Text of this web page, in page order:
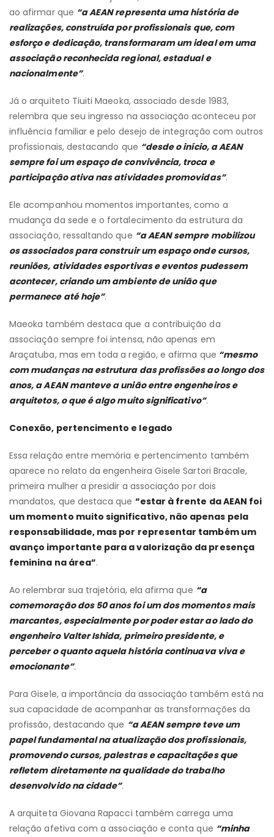
ao afirmar que “a AEAN representa uma história de
realizações, construída por profissionais que, com
esforço e dedicação, transformaram um ideal em uma
associação reconhecida regional, estadual e
nacionalmente”.
Já o arquiteto Tiuiti Maeoka, associado desde 1983,
relembra que seu ingresso na associação aconteceu por
influência familiar e pelo desejo de integração com outros
profissionais, destacando que “desde o início, a AEAN
sempre foi um espaço de convivência, troca e
participação ativa nas atividades promovidas”.
Ele acompanhou momentos importantes, como a
mudança da sede e o fortalecimento da estrutura da
associação, ressaltando que “a AEAN sempre mobilizou
os associados para construir um espaço onde cursos,
reuniões, atividades esportivas e eventos pudessem
acontecer, criando um ambiente de união que
permanece até hoje”.
Maeoka também destaca que a contribuição da
associação sempre foi intensa, não apenas em
Araçatuba, mas em toda a região, e afirma que “mesmo
com mudanças na estrutura das profissões ao longo dos
anos, a AEAN manteve a união entre engenheiros e
arquitetos, o que é algo muito significativo”.
Conexão, pertencimento e legado
Essa relação entre memória e pertencimento também
aparece no relato da engenheira Gisele Sartori Bracale,
primeira mulher a presidir a associação por dois
mandatos, que destaca que “estar à frente da AEAN foi
um momento muito significativo, não apenas pela
responsabilidade, mas por representar também um
avanço importante para a valorização da presença
feminina na área”.
Ao relembrar sua trajetória, ela afirma que “a
comemoração dos 50 anos foi um dos momentos mais
marcantes, especialmente por poder estar ao lado do
engenheiro Valter Ishida, primeiro presidente, e
perceber o quanto aquela história continuava viva e
emocionante”.
Para Gisele, a importância da associação também está na
sua capacidade de acompanhar as transformações da
profissão, destacando que “a AEAN sempre teve um
papel fundamental na atualização dos profissionais,
promovendo cursos, palestras e capacitações que
refletem diretamente na qualidade do trabalho
desenvolvido na cidade”.
A arquiteta Giovana Rapacci também carrega uma
relação afetiva com a associação e conta que “minha